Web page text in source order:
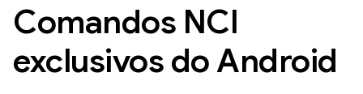
Comandos NCI
exclusivos do Android